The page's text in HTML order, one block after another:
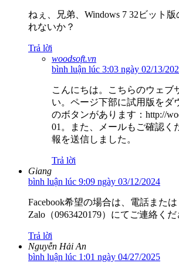
ねぇ、兄弟、Windows 7 32ビット版
れないか？
Trả lời
woodsoft.vn
bình luận lúc 3:03 ngày 02/13/
こんにちは。こちらのウェブ
い。ページ下部に試用版をダ
のボタンがあります：http://
01。また、メールもご確認く
報を送信しました。
Trả lời
Giang
bình luận lúc 9:09 ngày 03/12/2024
Facebook希望の場合は、電話または
Zalo（0963420179）にてご連絡くだ
Trả lời
Nguyễn Hải An
bình luận lúc 1:01 ngày 04/27/2025